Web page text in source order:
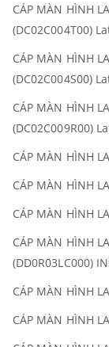
CÁP MÀN HÌNH
(DC02C004T00)
CÁP MÀN HÌNH
(DC02C004S00)
CÁP MÀN HÌNH
(DC02C009R00)
CÁP MÀN HÌNH
CÁP MÀN HÌNH
CÁP MÀN HÌNH
CÁP MÀN HÌNH
(DD0R03LC000)
CÁP MÀN HÌNH
CÁP MÀN HÌNH